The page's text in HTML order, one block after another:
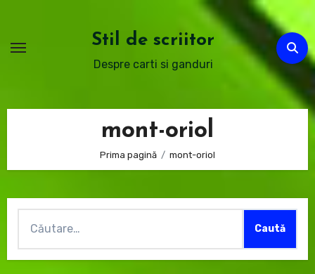
conținut
Stil de scriitor
Despre carti si ganduri
mont-oriol
Prima pagină mont-oriol